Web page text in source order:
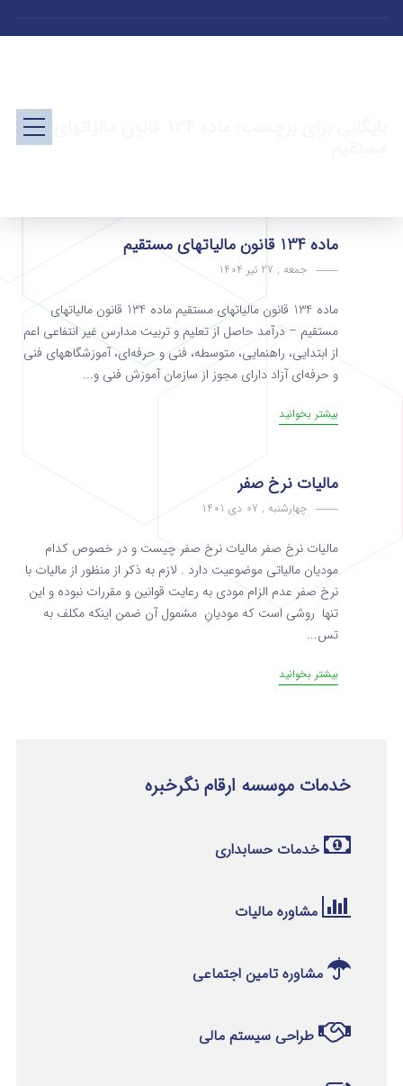
ماده 134 قانون مالیاتهای مستقیم
جمعه , 27 تیر 1404
ماده 134 قانون مالیاتهای مستقیم ماده 134 قانون مالیاتهای
مستقیم – درآمد حاصل از تعلیم و تربیت مدارس غیر انتفاعی اعم
از ابتدایی، راهنمایی، متوسطه، فنی و حرفه‌ای، آموزشگاههای فنی
و حرفه‌ای آزاد دارای مجوز از سازمان آموزش فنی و...
بیشتر بخوانید
مالیات نرخ صفر
چهارشنبه , 07 دی 1401
مالیات نرخ صفر مالیات نرخ صفر چیست و در خصوص کدام
مودیان مالیاتی موضوعیت دارد . لازم به ذکر از منظور از مالیات با
نرخ صفر عدم الزام مودی به رعایت قوانین و مقررات نبوده و این
تنها روشی است که مودیانِ مشمول آن ضمن اینکه مکلف به
تس...
بیشتر بخوانید
خدمات موسسه ارقام نگرخبره
خدمات حسابداری
مشاوره مالیات
مشاوره تامین اجتماعی
طراحی سیستم مالی